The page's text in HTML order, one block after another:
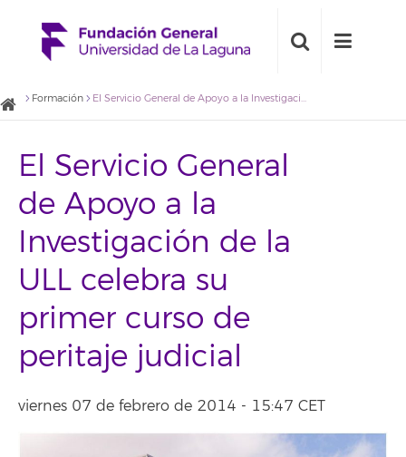
Formación El Servicio General de Apoyo a la Investigación de la ULL celebra su primer curso de peritaje judicial
El Servicio General
de Apoyo a la
Investigación de la
ULL celebra su
primer curso de
peritaje judicial
viernes 07 de febrero de 2014 - 15:47 CET